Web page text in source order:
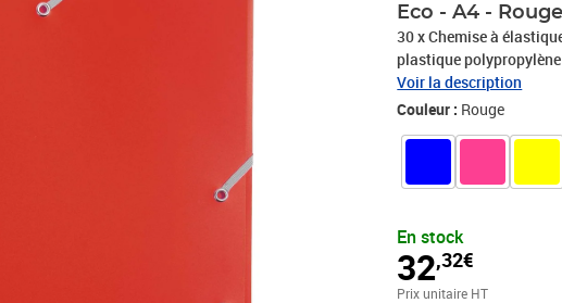
Eco - A4 -
30 x Chemise à
plastique polypropylène
Voir la description
Couleur : Rouge
En stock
32,32€
Prix unitaire HT